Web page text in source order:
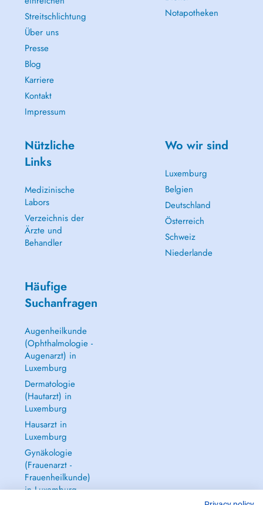
Streitschlichtung
Über uns
Presse
Blog
Karriere
Kontakt
Impressum
Notapotheken
Nützliche
Links
Medizinische
Labors
Verzeichnis der
Ärzte und
Behandler
Wo wir sind
Luxemburg
Belgien
Deutschland
Österreich
Schweiz
Niederlande
Häufige
Suchanfragen
Augenheilkunde
(Ophthalmologie -
Augenarzt) in
Luxemburg
Dermatologie
(Hautarzt) in
Luxemburg
Hausarzt in
Luxemburg
Gynäkologie
(Frauenarzt -
Frauenheilkunde)
in Luxemburg